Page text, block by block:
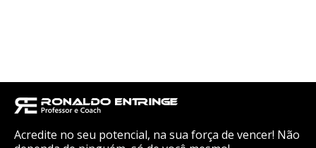
Acredite no seu potencial, na sua força de vencer! Não